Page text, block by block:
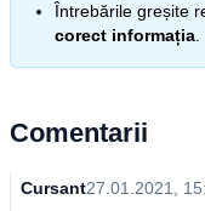
Întrebările greșite
corect informația
Comentarii
Cursant27.01.2021,